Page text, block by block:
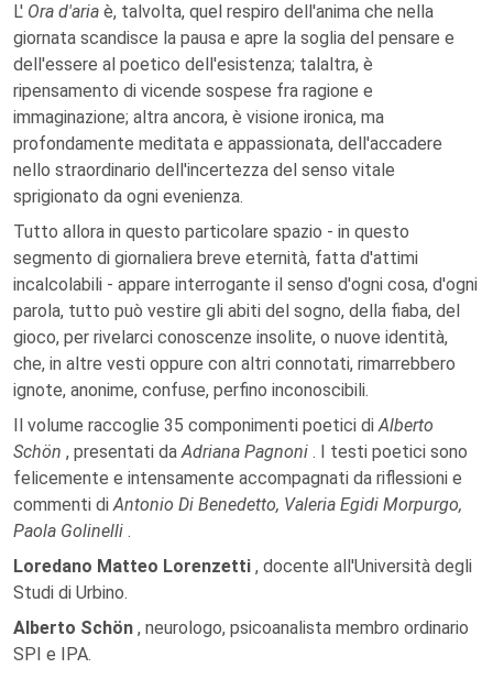
L' Ora d'aria è, talvolta, quel respiro dell'anima che nella
giornata scandisce la pausa e apre la soglia del pensare e
dell'essere al poetico dell'esistenza; talaltra, è
ripensamento di vicende sospese fra ragione e
immaginazione; altra ancora, è visione ironica, ma
profondamente meditata e appassionata, dell'accadere
nello straordinario dell'incertezza del senso vitale
sprigionato da ogni evenienza.
Tutto allora in questo particolare spazio - in questo
segmento di giornaliera breve eternità, fatta d'attimi
incalcolabili - appare interrogante il senso d'ogni cosa, d'ogni
parola, tutto può vestire gli abiti del sogno, della fiaba, del
gioco, per rivelarci conoscenze insolite, o nuove identità,
che, in altre vesti oppure con altri connotati, rimarrebbero
ignote, anonime, confuse, perfino inconoscibili.
Il volume raccoglie 35 componimenti poetici diAlberto
Schön , presentati daAdriana Pagnoni . I testi poetici sono
felicemente e intensamente accompagnati da riflessioni e
commenti diAntonio Di Benedetto, Valeria Egidi Morpurgo,
Paola Golinelli .
Loredano Matteo Lorenzetti , docente all'Università degli
Studi di Urbino.
Alberto Schön , neurologo, psicoanalista membro ordinario
SPI e IPA.